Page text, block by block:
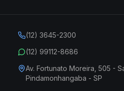
(12) 3645-2300
(12) 99112-8686
Av. Fortunato Moreira, 505 -
Pindamonhangaba - SP